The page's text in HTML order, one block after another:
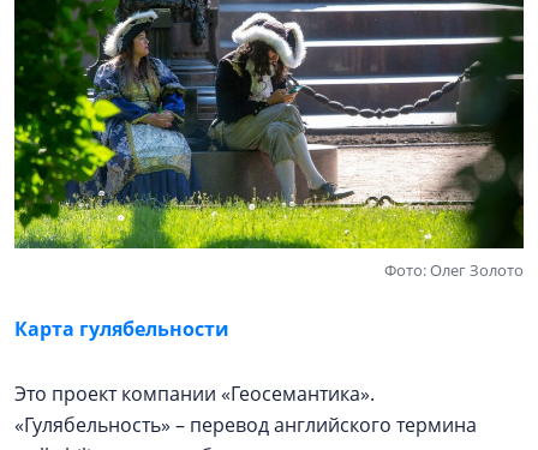
Фото: Олег Золото
Карта гулябельности
Это проект компании «Геосемантика».
«Гулябельность» – перевод английского термина